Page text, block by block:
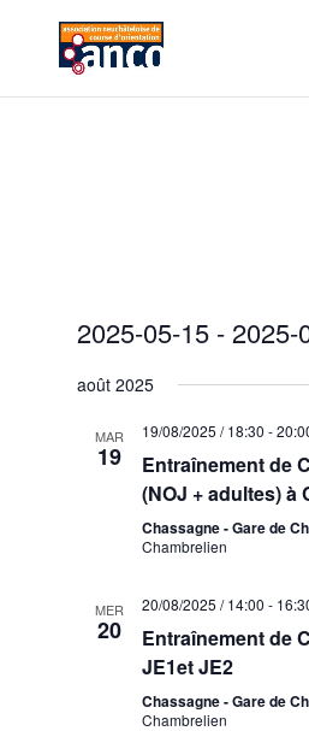
2025-05-15 - 2025-
date.
août 2025
MAR
19
19/08/2025 / 18:30 -
Entraînement de
(NOJ + adultes) à
Chassagne - Gare de
Chambrelien
MER
20
20/08/2025 / 14:00 -
Entraînement de
JE1et JE2
Chassagne - Gare de
Chambrelien